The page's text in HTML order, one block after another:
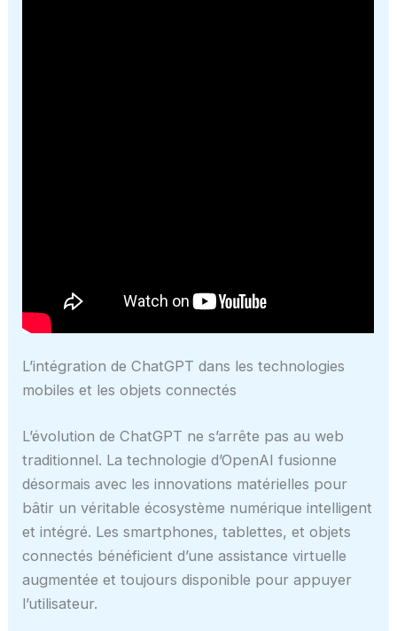
L’intégration de ChatGPT dans les technologies
mobiles et les objets connectés
L’évolution de ChatGPT ne s’arrête pas au web
traditionnel. La technologie d’OpenAI fusionne
désormais avec les innovations matérielles pour
bâtir un véritable écosystème numérique intelligent
et intégré. Les smartphones, tablettes, et objets
connectés bénéficient d’une assistance virtuelle
augmentée et toujours disponible pour appuyer
l’utilisateur.